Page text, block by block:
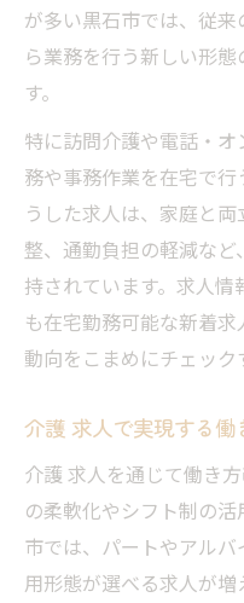
が多い黒石市では、従
ら業務を行う新しい形
す。
特に訪問介護や電話・
務や事務作業を在宅で
うした求人は、家庭と
整、通勤負担の軽減な
持されています。求人
も在宅勤務可能な新着
動向をこまめにチェック
介護 求人で実現する働
介護 求人を通じて働き
の柔軟化やシフト制の
市では、パートやアル
用形態が選べる求人が